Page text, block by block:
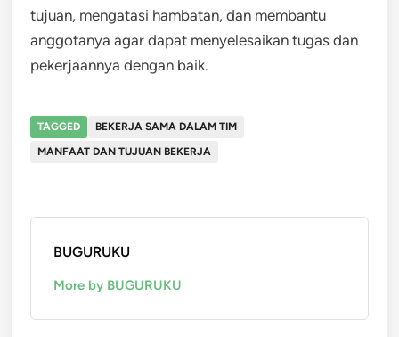
tujuan, mengatasi hambatan, dan membantu
anggotanya agar dapat menyelesaikan tugas dan
pekerjaannya dengan baik.
TAGGED
BEKERJA SAMA DALAM TIM
MANFAAT DAN TUJUAN BEKERJA
BUGURUKU
More by BUGURUKU